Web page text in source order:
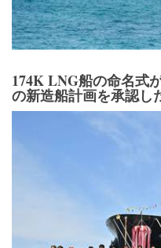
174K LNG船の命名式
の新造船計画を承認し